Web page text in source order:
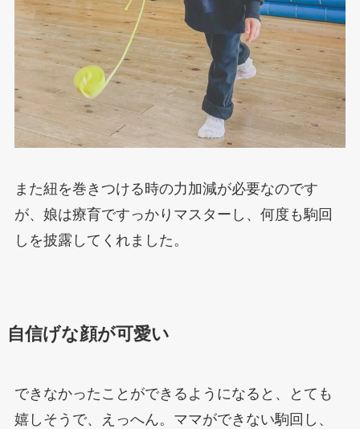
また紐を巻きつける時の力加減が必要なのです
が、娘は療育ですっかりマスターし、何度も駒回
しを披露してくれました。
自信げな顔が可愛い
できなかったことができるようになると、とても
嬉しそうで、えっへん。ママができない駒回し、